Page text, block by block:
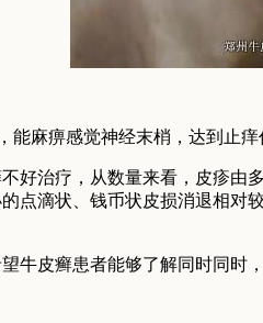
麻痹感觉神经末梢，达到止痒
治疗，从数量来看，皮疹由
点滴状、钱币状皮损消退相
皮癣患者能够了解同时同时